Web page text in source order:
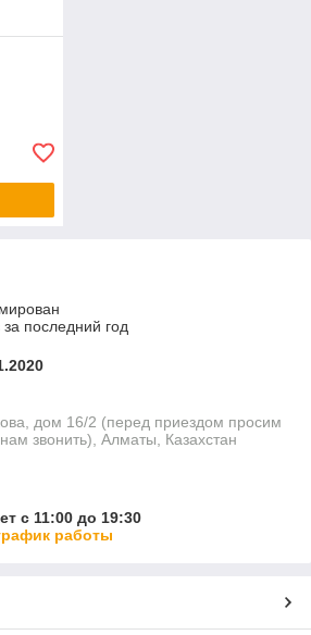
последний год
дом 16/2 (перед приездом просим
звонить), Алматы, Казахстан
с 11:00 до 19:30
работы